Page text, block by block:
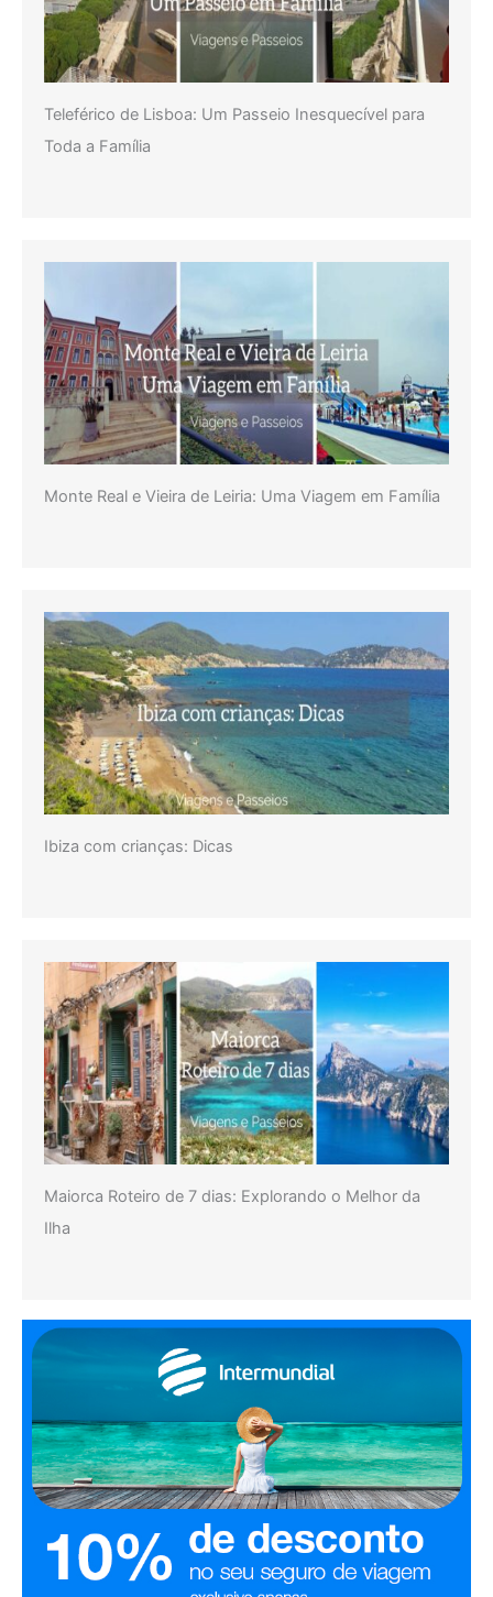
Teleférico de Lisboa: Um Passeio Inesquecível para
Toda a Família
Monte Real e Vieira de Leiria: Uma Viagem em Família
Ibiza com crianças: Dicas
Maiorca Roteiro de 7 dias: Explorando o Melhor da
Ilha